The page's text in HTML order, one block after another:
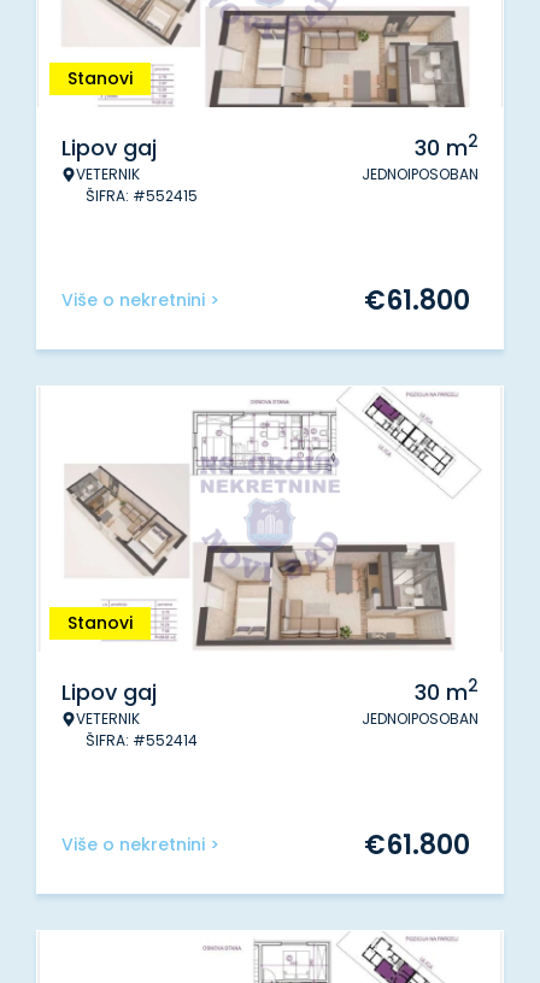
Stanovi
Lipov gaj
VETERNIK
ŠIFRA: #552415
30 m2
JEDNOIPOSOBAN
Više o nekretnini > €61.800
Stanovi
Lipov gaj
VETERNIK
ŠIFRA: #552414
30 m2
JEDNOIPOSOBAN
Više o nekretnini > €61.800